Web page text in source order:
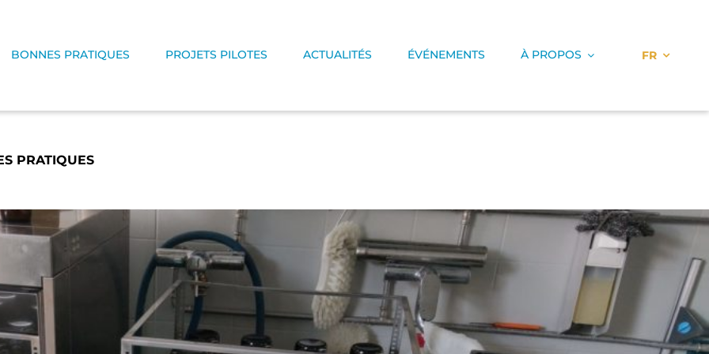
BONNES PRATIQUES PROJETS PILOTES ACTUALITÉS ÉVÉNEMENTS À PROPOS FR
PRATIQUES